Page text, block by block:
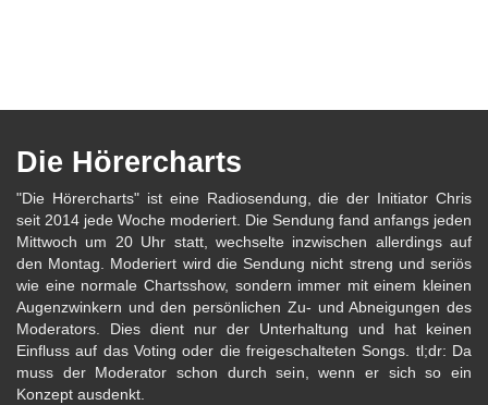
Die Hörercharts
"Die Hörercharts" ist eine Radiosendung, die der Initiator Chris
seit 2014 jede Woche moderiert. Die Sendung fand anfangs jeden
Mittwoch um 20 Uhr statt, wechselte inzwischen allerdings auf
den Montag. Moderiert wird die Sendung nicht streng und seriös
wie eine normale Chartsshow, sondern immer mit einem kleinen
Augenzwinkern und den persönlichen Zu- und Abneigungen des
Moderators. Dies dient nur der Unterhaltung und hat keinen
Einfluss auf das Voting oder die freigeschalteten Songs. tl;dr: Da
muss der Moderator schon durch sein, wenn er sich so ein
Konzept ausdenkt.